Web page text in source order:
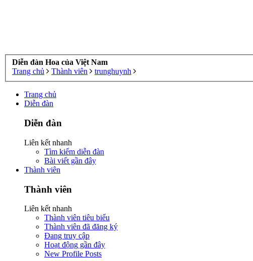
Diễn đàn Hoa của Việt Nam
Trang chủ
Thành viên trunghuynh
Trang chủ
Diễn đàn
Diễn đàn
Liên kết nhanh
Tìm kiếm diễn đàn
Bài viết gần đây
Thành viên
Thành viên
Liên kết nhanh
Thành viên tiêu biểu
Thành viên đã đăng ký
Đang truy cập
Hoạt động gần đây
New Profile Posts